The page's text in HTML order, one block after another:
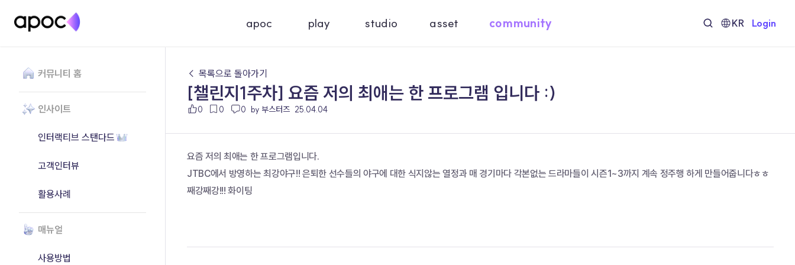
apoc play studio asset community KR Login
커뮤니티 홈
인사이트
인터랙티브 스탠다드
고객인터뷰
활용사례
매뉴얼
사용방법
← 목록으로 돌아가기
[챌린지1주차] 요즘 저의 최애는 한 프로그램 입니다 :)
0 0 0 by 부스터즈 25.04.04
요즘 저의 최애는 한 프로그램입니다.
JTBC에서 방영하는 최강야구!! 은퇴한 선수들의 야구에 대한 식지않는 열정과 매 경기마다 각본없는 드라마들이 시즌1~3까지 계속 정주행 하게 만들어줍니다ㅎㅎ
째강째강!!! 화이팅